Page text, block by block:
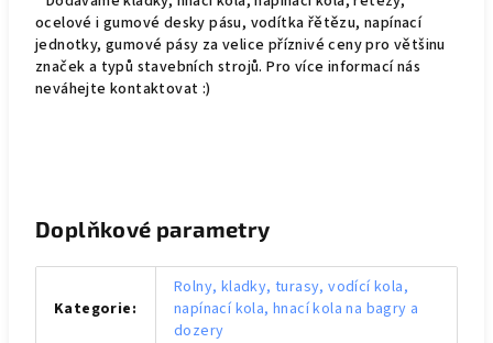
ocelové i gumové desky pásu, vodítka řětězu, napínací
jednotky, gumové pásy za velice příznivé ceny pro většinu
značek a typů stavebních strojů. Pro více informací nás
neváhejte kontaktovat :)
Doplňkové parametry
Kategorie:
Rolny, kladky, turasy, vodící kola,
napínací kola, hnací kola na bagry a
dozery